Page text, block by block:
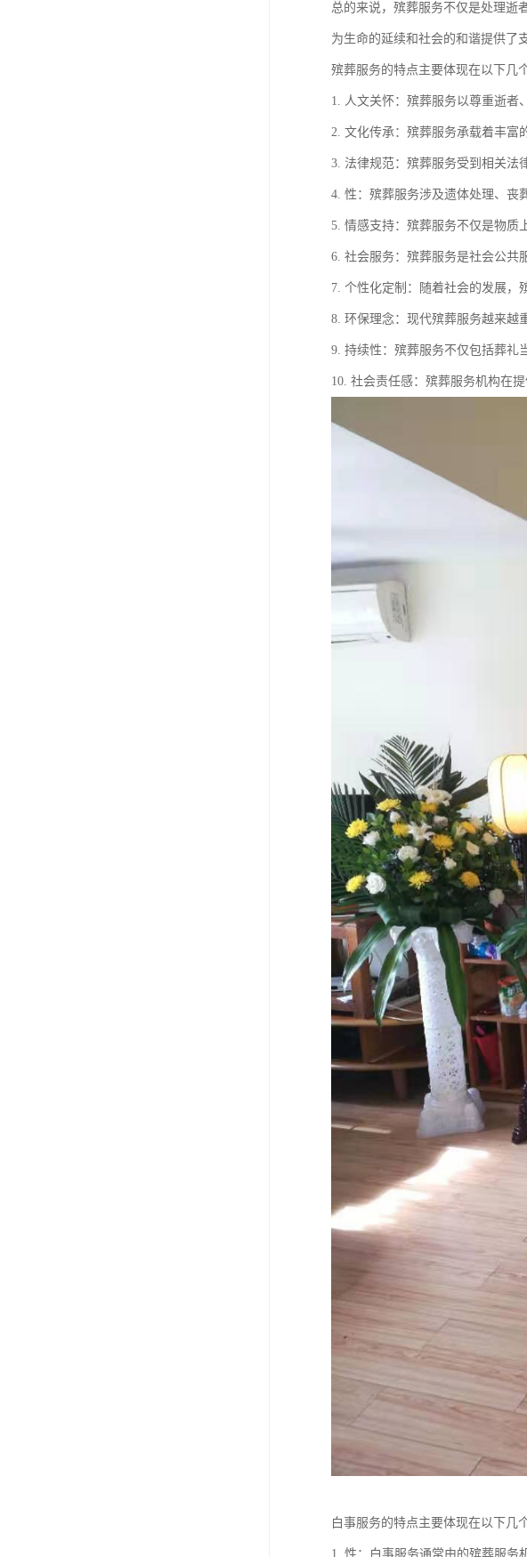
总的来说，殡葬服务不仅是处理逝
为生命的延续和社会的和谐提供了
殡葬服务的特点主要体现在以下几
1. 人文关怀：殡葬服务以尊重逝者
2. 文化传承：殡葬服务承载着丰富
3. 法律规范：殡葬服务受到相关法
4. 性：殡葬服务涉及遗体处理、丧
5. 情感支持：殡葬服务不仅是物质
6. 社会服务：殡葬服务是社会公共
7. 个性化定制：随着社会的发展，
8. 环保理念：现代殡葬服务越来越
9. 持续性：殡葬服务不仅包括葬礼
10. 社会责任感：殡葬服务机构在
白事服务的特点主要体现在以下几
1. 性：白事服务通常由的殡葬服务